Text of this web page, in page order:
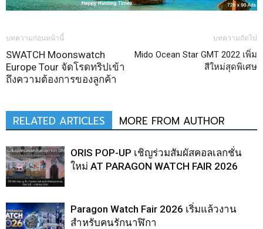
บทความก่อนหน้านี้
SWATCH Moonswatch
Europe Tour จัดโรดทริปเข้า
ถึงความต้องการของลูกค้า
บทความถัดไป
Mido Ocean Star GMT 2022 เพิ่ม
สีใหม่สุดพิเศษ
RELATED ARTICLES MORE FROM AUTHOR
ORIS POP-UP เชิญร่วมสัมผัสคอลเลกชั่น
ใหม่ AT PARAGON WATCH FAIR 2026
Paragon Watch Fair 2026 เริ่มแล้วงาน
สำหรับคนรักนาฬิกา